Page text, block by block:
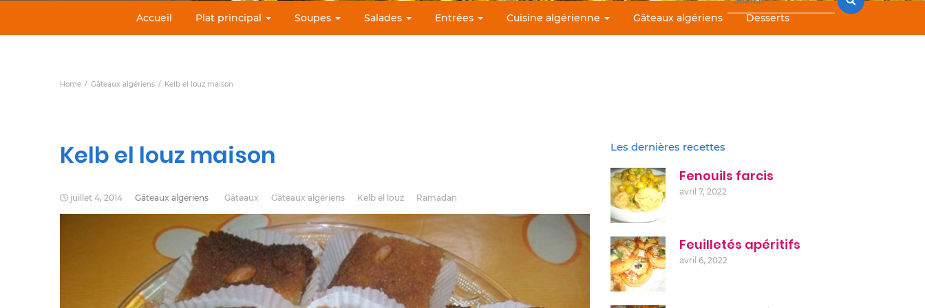
Accueil Plat principal Soupes Salades Entrées Cuisine algérienne Gâteaux algériens Desserts
Home Gâteaux algériens Kelb el louz maison
Kelb el louz maison
juillet 4, 2014 Gâteaux algériens Gâteaux Gâteaux algériens Kelb el louz Ramadan
Les dernières recettes
Fenouils farcis
avril 7, 2022
Feuilletés apéritifs
avril 6, 2022